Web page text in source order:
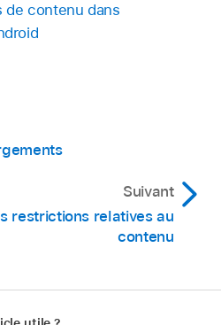
de contenu dans
Suivant
restrictions relatives au
contenu